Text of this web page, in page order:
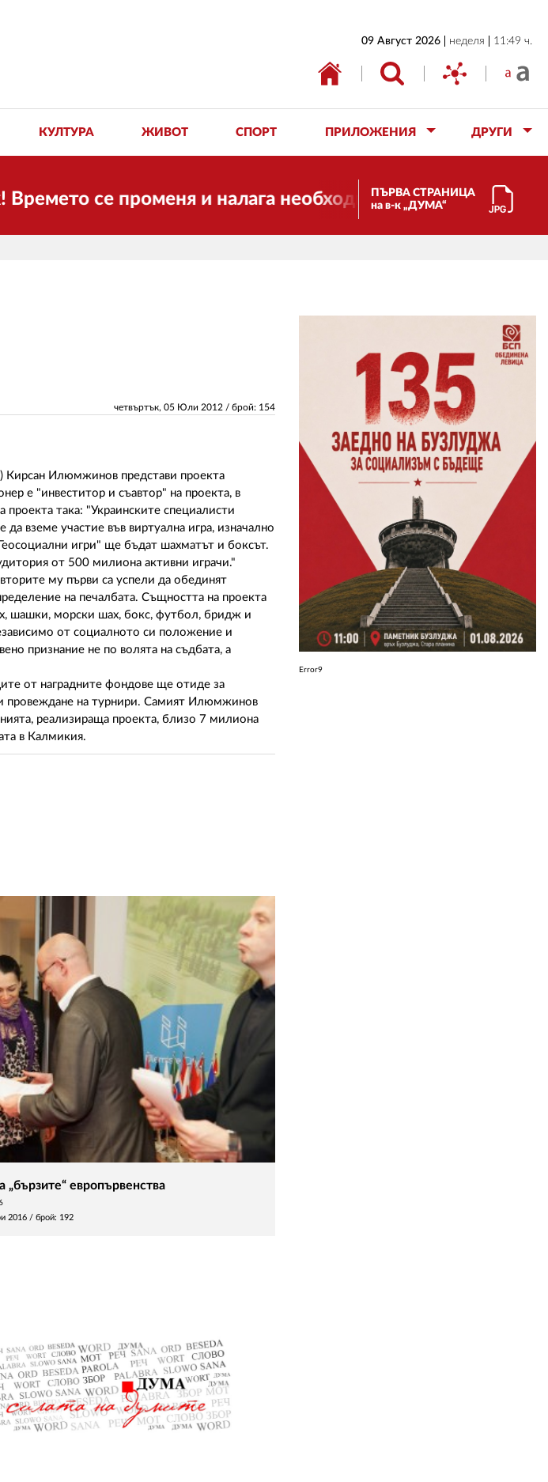
09 Август 2026 неделя 11:49 ч.
КУЛТУРА ЖИВОТ СПОРТ ПРИЛОЖЕНИЯ ДРУГИ
се променя и налага необходимостта отПЪРВА СТРАНИЦА
на в-к „ДУМА“
четвъртък, 05 Юли 2012 / брой: 154
Кирсан Илюмжинов представи проекта
е "инвеститор и съавтор" на проекта, в
така: "Украинските специалисти
вземе участие във виртуална игра, изначално
игри" ще бъдат шахматът и боксът.
от 500 милиона активни играчи."
му първи са успели да обединят
на печалбата. Същността на проекта
шашки, морски шах, бокс, футбол, бридж и
от социалното си положение и
признание не по волята на съдбата, а
от наградните фондове ще отиде за
и провеждане на турнири. Самият Илюмжинов
реализираща проекта, близо 7 милиона
в Калмикия.
„бързите“ европървенства
2016 / брой: 192
Error9
ИКОНОМИКА
ОБЩЕСТВО
АВТОРИ
РЕДАКЦИЯ
РЕКЛАМА
АБОНАМЕНТ
УСЛОВИЯ ЗА ПОЛЗВАНЕ
ПОЛИТИКА ЗА БИСКВИТКИТЕ
ПОЛИТИКАТА ЗА